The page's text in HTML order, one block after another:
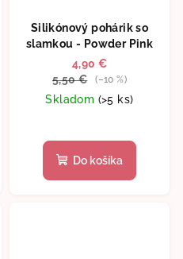
Silikónový pohárik so
slamkou - Powder Pink
4,90 €
5,50 €
(–10 %)
Skladom (>5 ks)
Do košíka